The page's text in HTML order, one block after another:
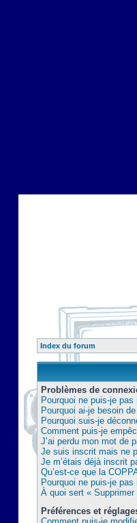
Index du forum
Problèmes de
Pourquoi ne puis-je
Pourquoi ai-je besoin
Pourquoi suis-je
Comment puis-je
J’ai perdu mon mot de
Je suis inscrit mais ne
Je m’étais déjà inscrit
Qu’est-ce que la
Pourquoi ne puis-je pas
À quoi sert «
Préférences et